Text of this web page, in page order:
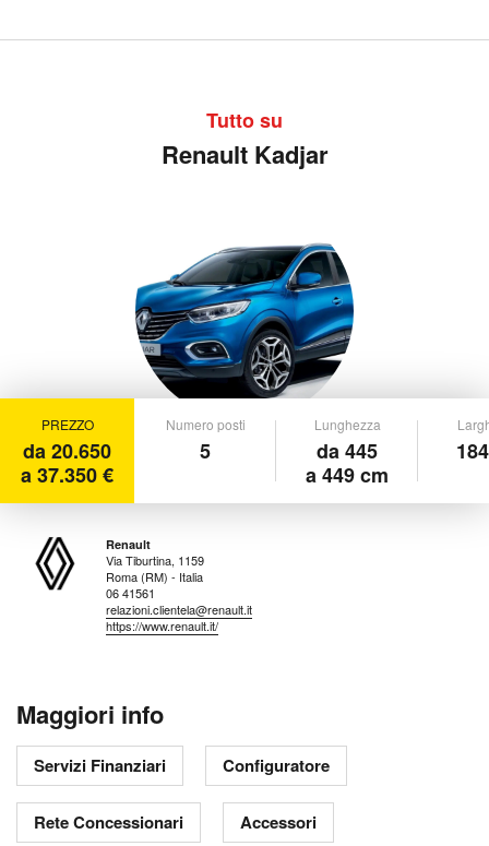
Tutto su
Renault Kadjar
PREZZO
da 20.650
a 37.350 €
Numero posti
5
Lunghezza
da 445
a 449 cm
Renault
Via Tiburtina, 1159
Roma (RM) - Italia
06 41561
relazioni.clientela@renault.it
https://www.renault.it/
Maggiori info
Servizi Finanziari Configuratore
Rete Concessionari Accessori